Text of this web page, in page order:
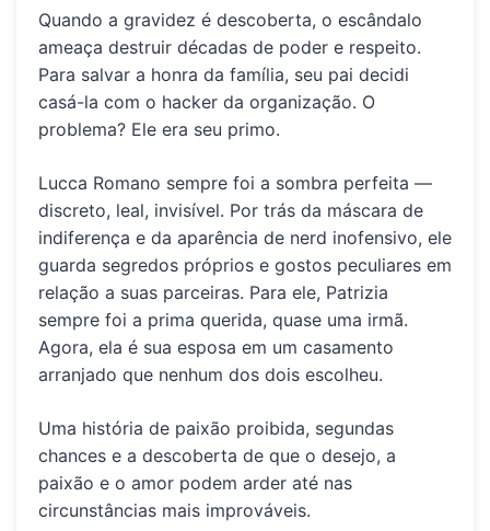
Quando a gravidez é descoberta, o escândalo
ameaça destruir décadas de poder e respeito.
Para salvar a honra da família, seu pai decidi
casá-la com o hacker da organização. O
problema? Ele era seu primo.
Lucca Romano sempre foi a sombra perfeita —
discreto, leal, invisível. Por trás da máscara de
indiferença e da aparência de nerd inofensivo, ele
guarda segredos próprios e gostos peculiares em
relação a suas parceiras. Para ele, Patrizia
sempre foi a prima querida, quase uma irmã.
Agora, ela é sua esposa em um casamento
arranjado que nenhum dos dois escolheu.
Uma história de paixão proibida, segundas
chances e a descoberta de que o desejo, a
paixão e o amor podem arder até nas
circunstâncias mais improváveis.